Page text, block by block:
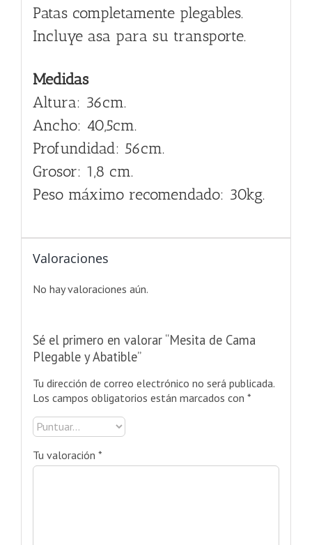
Patas completamente plegables.
Incluye asa para su transporte.
Medidas
Altura: 36cm.
Ancho: 40,5cm.
Profundidad: 56cm.
Grosor: 1,8 cm.
Peso máximo recomendado: 30kg.
Valoraciones
No hay valoraciones aún.
Sé el primero en valorar “Mesita de Cama
Plegable y Abatible”
Tu dirección de correo electrónico no será publicada.
Los campos obligatorios están marcados con *
Tu valoración *